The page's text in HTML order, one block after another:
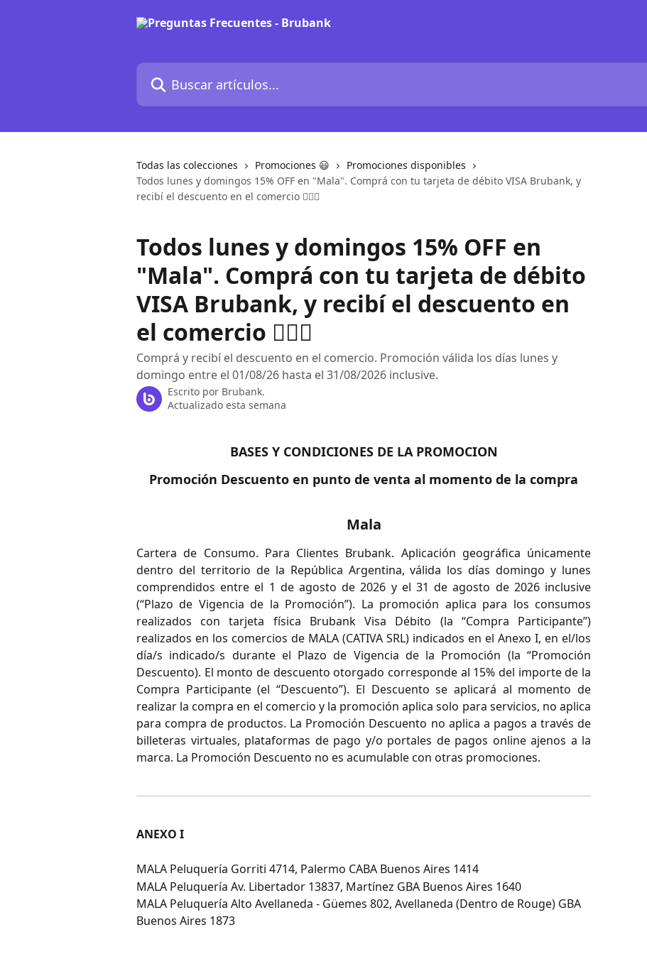
Buscar artículos...
Todas las colecciones Promociones 😃
Promociones disponibles
Todos lunes y domingos 15% OFF en "Mala". Comprá con tu tarjeta de débito VISA Brubank, y
recibí el descuento en el comercio 💇🏼‍♀️
Todos lunes y domingos 15% OFF en
"Mala". Comprá con tu tarjeta de débito
VISA Brubank, y recibí el descuento en
el comercio 💇🏼‍♀️
Comprá y recibí el descuento en el comercio. Promoción válida los días lunes y
domingo entre el 01/08/26 hasta el 31/08/2026 inclusive.
Escrito por Brubank.
Actualizado esta semana
BASES Y CONDICIONES DE LA PROMOCION
Promoción Descuento en punto de venta al momento de la compra
Mala
Cartera de Consumo. Para Clientes Brubank. Aplicación geográfica únicamente
dentro del territorio de la República Argentina, válida los días domingo y lunes
comprendidos entre el 1 de agosto de 2026 y el 31 de agosto de 2026 inclusive
(“Plazo de Vigencia de la Promoción”). La promoción aplica para los consumos
realizados con tarjeta física Brubank Visa Débito (la “Compra Participante”)
realizados en los comercios de MALA (CATIVA SRL) indicados en el Anexo I, en el/los
día/s indicado/s durante el Plazo de Vigencia de la Promoción (la “Promoción
Descuento). El monto de descuento otorgado corresponde al 15% del importe de la
Compra Participante (el “Descuento”). El Descuento se aplicará al momento de
realizar la compra en el comercio y la promoción aplica solo para servicios, no aplica
para compra de productos. La Promoción Descuento no aplica a pagos a través de
billeteras virtuales, plataformas de pago y/o portales de pagos online ajenos a la
marca. La Promoción Descuento no es acumulable con otras promociones.
ANEXO I
MALA Peluquería Gorriti 4714, Palermo CABA Buenos Aires 1414
MALA Peluquería Av. Libertador 13837, Martínez GBA Buenos Aires 1640
MALA Peluquería Alto Avellaneda - Güemes 802, Avellaneda (Dentro de Rouge) GBA
Buenos Aires 1873